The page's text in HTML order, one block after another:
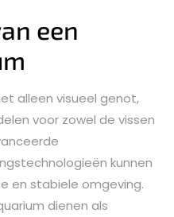
een
alleen visueel genot,
voor zowel de vissen
kunnen
en stabiele omgeving.
dienen als